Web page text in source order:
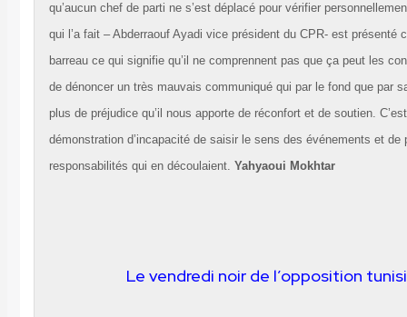
qu’aucun chef de parti ne s’est déplacé pour vérifier
qui l’a fait – Abderraouf Ayadi vice président du CPR- est présenté
barreau ce qui signifie qu’il ne comprennent pas que ça peut les
de dénoncer un très mauvais communiqué qui par le fond que par
plus de préjudice qu’il nous apporte de réconfort et de soutien.
démonstration d’incapacité de saisir le sens des événements et de
responsabilités qui en découlaient. Yahyaoui Mokhtar
Le vendredi noir de l’opposition